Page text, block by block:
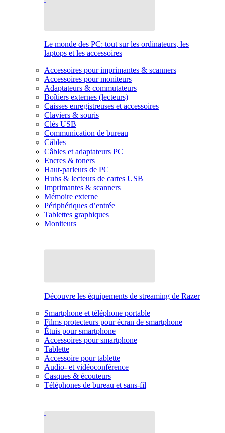
Le monde des PC: tout sur les ordinateurs, les
laptops et les accessoires
Accessoires pour imprimantes & scanners
Accessoires pour moniteurs
Adaptateurs & commutateurs
Boîtiers externes (lecteurs)
Caisses enregistreuses et accessoires
Claviers & souris
Clés USB
Communication de bureau
Câbles
Câbles et adaptateurs PC
Encres & toners
Haut-parleurs de PC
Hubs & lecteurs de cartes USB
Imprimantes & scanners
Mémoire externe
Périphériques d’entrée
Tablettes graphiques
Moniteurs
Découvre les équipements de streaming de Razer
Smartphone et téléphone portable
Films protecteurs pour écran de smartphone
Étuis pour smartphone
Accessoires pour smartphone
Tablette
Accessoire pour tablette
Audio- et vidéoconférence
Casques & écouteurs
Téléphones de bureau et sans-fil